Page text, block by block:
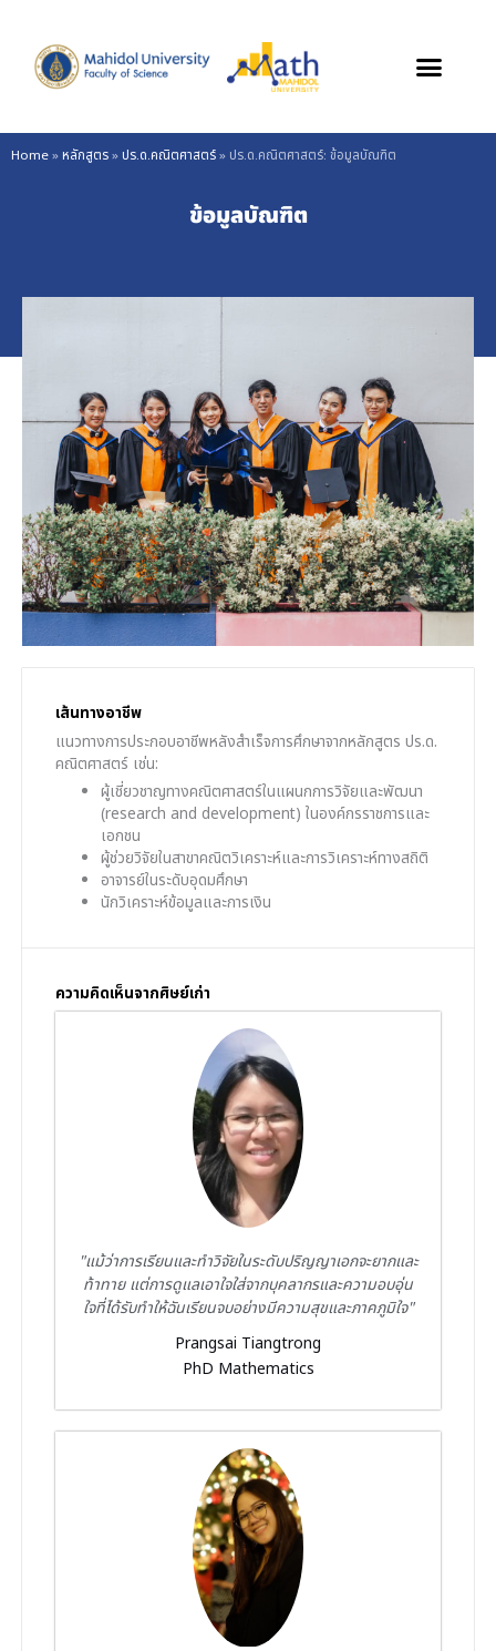
content
Home» หลักสูตร» ปร.ด.คณิตศาสตร์» ปร.ด.คณิตศาสตร์: ข้อมูลบัณฑิต
ข้อมูลบัณฑิต
เส้นทางอาชีพ
แนวทางการประกอบอาชีพหลังสำเร็จการศึกษาจากหลักสูตร ปร.ด.
คณิตศาสตร์ เช่น:
ผู้เชี่ยวชาญทางคณิตศาสตร์ในแผนกการวิจัยและพัฒนา
(research and development) ในองค์กรราชการและ
เอกชน
ผู้ช่วยวิจัยในสาขาคณิตวิเคราะห์และการวิเคราะห์ทางสถิติ
อาจารย์ในระดับอุดมศึกษา
นักวิเคราะห์ข้อมูลและการเงิน
ความคิดเห็นจากศิษย์เก่า
"แม้ว่าการเรียนและทำวิจัยในระดับปริญญาเอกจะยากและ
ท้าทาย แต่การดูแลเอาใจใส่จากบุคลากรและความอบอุ่น
ใจที่ได้รับทำให้ฉันเรียนจบอย่างมีความสุขและภาคภูมิใจ"
Prangsai Tiangtrong
PhD Mathematics